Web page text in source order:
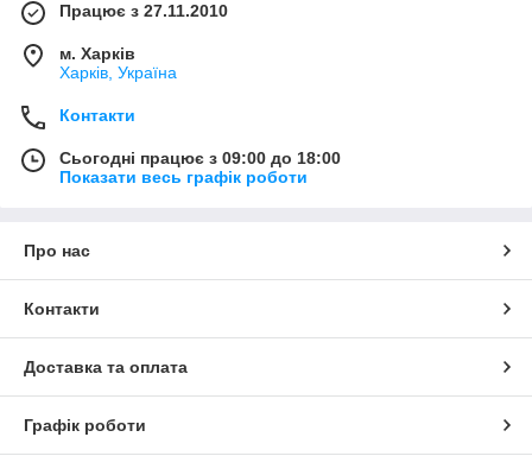
Працює з 27.11.2010
м. Харків
Харків, Україна
Контакти
Сьогодні працює з 09:00 до 18:00
Показати весь графік роботи
Про нас
Контакти
Доставка та оплата
Графік роботи